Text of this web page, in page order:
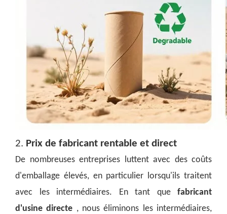
2. Prix de fabricant rentable et direct
De nombreuses entreprises luttent avec des coûts
d'emballage élevés, en particulier lorsqu'ils traitent
avec les intermédiaires. En tant que fabricant
d'usine directe , nous éliminons les intermédiaires,